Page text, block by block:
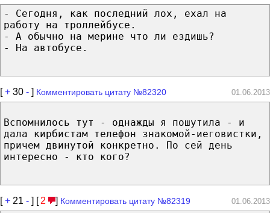
- Сегодня, как последний лох, ехал на
работу на троллейбусе.
- А обычно на мерине что ли ездишь?
- На автобусе.
[+ 30 - ] Комментировать цитату №82320 01.06.2013
Вспомнилось тут - однажды я пошутила - и
дала кирбистам телефон знакомой-иеговистки,
причем двинутой конкретно. По сей день
интересно - кто кого?
[+ 21 - ] [ 2 ] Комментировать цитату №82319 01.06.2013